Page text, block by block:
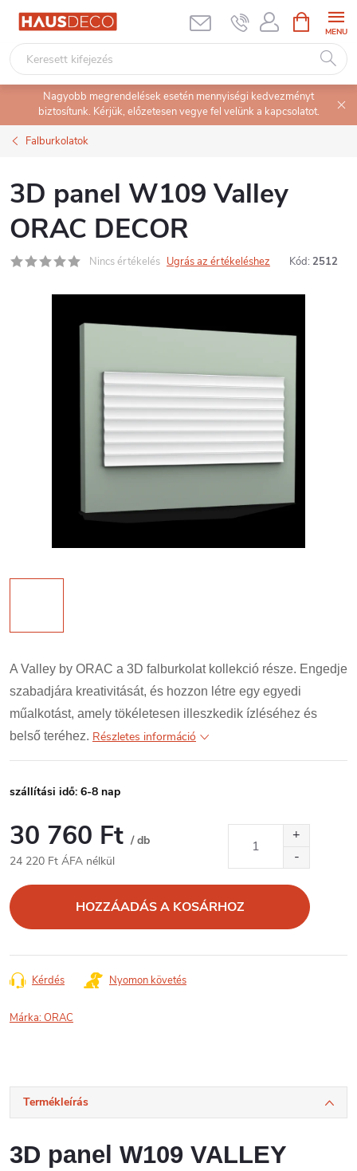
Ugrás
tartalomhoz
KOSÁR
Nagyobb megrendelések esetén mennyiségi kedvezményt
biztosítunk. Kérjük, előzetesen vegye fel velünk a kapcsolatot.
Falburkolatok
3D panel W109 Valley
ORAC DECOR
Nincs értékelés Ugrás az értékeléshez Kód: 2512
A Valley by ORAC a 3D falburkolat kollekció része. Engedje
szabadjára kreativitását, és hozzon létre egy egyedi
műalkotást, amely tökéletesen illeszkedik ízléséhez és
belső teréhez. Részletes információ
szállítási idő: 6-8 nap
30 760 Ft / db
24 220 Ft ÁFA nélkül
HOZZÁADÁS A KOSÁRHOZ
Kérdés Nyomon követés
Márka:ORAC
Termékleírás
3D panel W109 VALLEY